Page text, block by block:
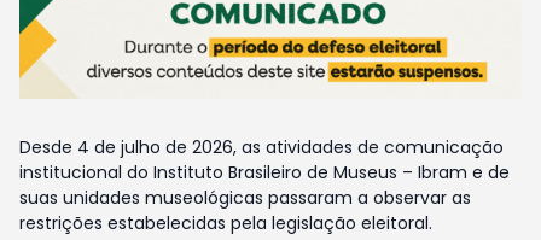
Desde 4 de julho de 2026, as atividades de comunicação
institucional do Instituto Brasileiro de Museus – Ibram e de
suas unidades museológicas passaram a observar as
restrições estabelecidas pela legislação eleitoral.